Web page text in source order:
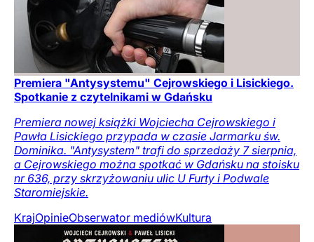
Premiera "Antysystemu" Cejrowskiego i Lisickiego.
Spotkanie z czytelnikami w Gdańsku
Premiera nowej książki Wojciecha Cejrowskiego i
Pawła Lisickiego przypada w czasie Jarmarku św.
Dominika. "Antysystem" trafi do sprzedaży 7 sierpnia,
a Cejrowskiego można spotkać w Gdańsku na stoisku
nr 636, przy skrzyżowaniu ulic U Furty i Podwale
Staromiejskie.
KrajOpinieObserwator mediówKultura